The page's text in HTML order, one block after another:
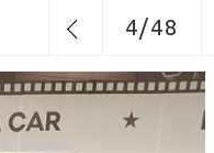
4/48